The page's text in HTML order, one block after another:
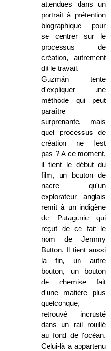
attendues dans un
portrait à prétention
biographique pour
se centrer sur le
processus de
création, autrement
dit le travail.
Guzmán tente
d'expliquer une
méthode qui peut
paraître
surprenante, mais
quel processus de
création ne l'est
pas ? A ce moment,
il tient le début du
film, un bouton de
nacre qu'un
explorateur anglais
remit à un indigène
de Patagonie qui
reçut de ce fait le
nom de Jemmy
Button. Il tient aussi
la fin, un autre
bouton, un bouton
de chemise fait
d'une matière plus
quelconque,
retrouvé incrusté
dans un rail rouillé
au fond de l'océan.
Celui-là a appartenu